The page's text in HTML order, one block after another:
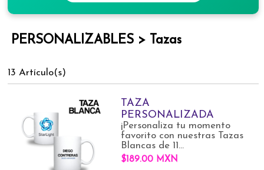
PERSONALIZABLES > Tazas
13 Artículo(s)
TAZA
PERSONALIZADA
¡Personaliza tu momento
favorito con nuestras Tazas
Blancas de 11...
$189.00 MXN